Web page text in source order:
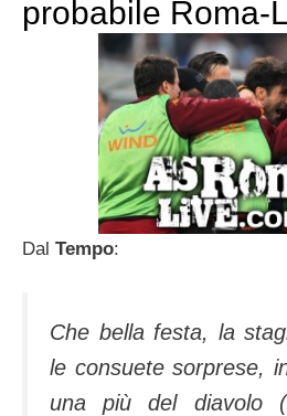
probabile Roma-
Dal Tempo:
Che bella festa, la
le consuete sorprese,
una più del diavolo